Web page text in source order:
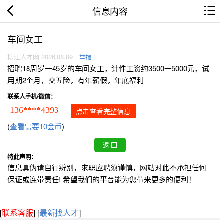
信息内容
车间女工
柳江人才网 2026.08.09 举报
招聘18周岁一45岁的车间女工，计件工资约3500一5000元，试
用期2个月，交五险，有年薪假，年底福利
联系人手机/微信：
136****4393 点击查看完整信息
(查看需要10金币)
特此声明：
信息真伪请自行辨别，求职应聘须谨慎，网站对此不承担任何
保证或连带责任! 希望我们的平台能为您带来更多的便利！
[联系客服] [最新找人才]